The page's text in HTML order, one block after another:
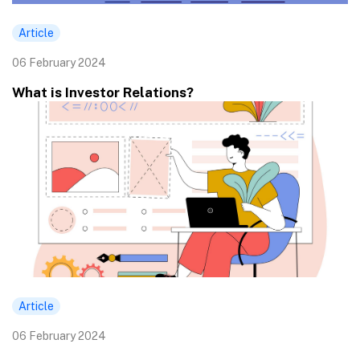
Article
06 February 2024
What is Investor Relations?
Article
06 February 2024